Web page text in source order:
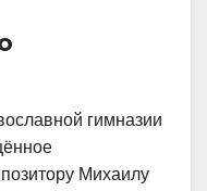
гимназии
Михаилу